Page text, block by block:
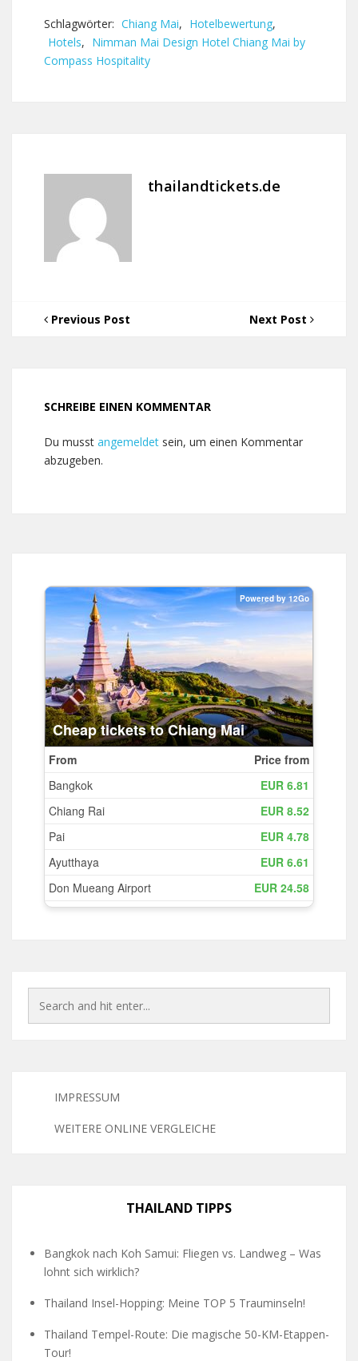
Schlagwörter: Chiang Mai, Hotelbewertung,
Hotels, Nimman Mai Design Hotel Chiang Mai by
Compass Hospitality
thailandtickets.de
Previous Post Next Post
SCHREIBE EINEN KOMMENTAR
Du musst angemeldet sein, um einen Kommentar
abzugeben.
IMPRESSUM
WEITERE ONLINE VERGLEICHE
THAILAND TIPPS
Bangkok nach Koh Samui: Fliegen vs. Landweg – Was
lohnt sich wirklich?
Thailand Insel-Hopping: Meine TOP 5 Trauminseln!
Thailand Tempel-Route: Die magische 50-KM-Etappen-
Tour!